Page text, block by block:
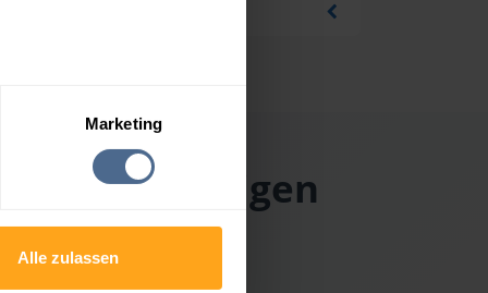
Marketing
Alle zulassen
der Buckligen